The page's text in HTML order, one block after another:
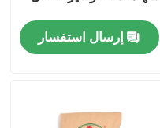
إرسال استفسار